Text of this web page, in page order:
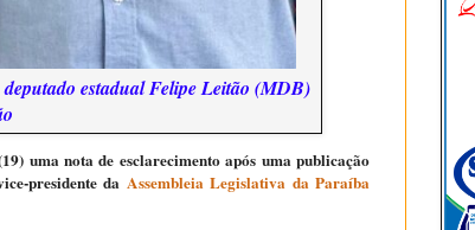
estadual Felipe Leitão (MDB)
uma nota de esclarecimento após uma publicação
presidente da Assembleia Legislativa da Paraíba